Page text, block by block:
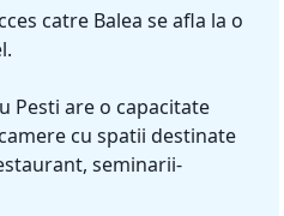
catre Balea se afla la o
Pesti are o capacitate
cu spatii destinate
seminarii-